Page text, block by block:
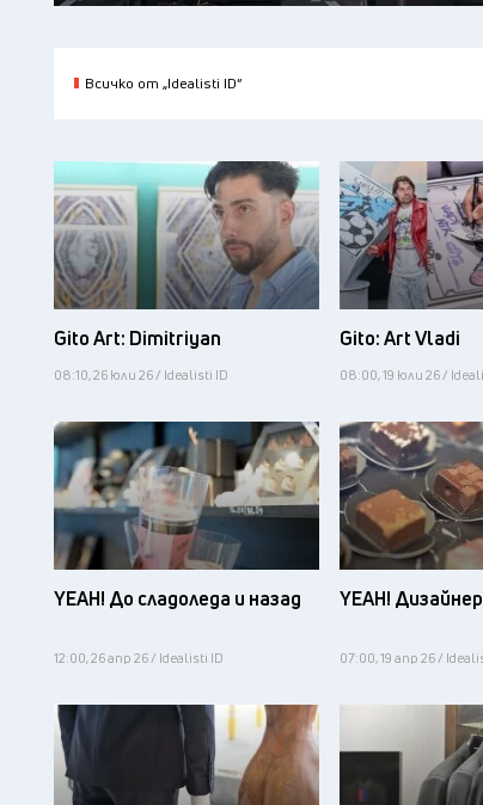
Всичко от „Idealisti ID“
Gito Art: Dimitriyan
08:10, 26 юли 26 / Idealisti ID
Gito: Art Vladi
08:00, 19 юли 26 /
YEAH! До сладоледа и назад
12:00, 26 апр 26 / Idealisti ID
YEAH!
07:00, 19 апр 26 /